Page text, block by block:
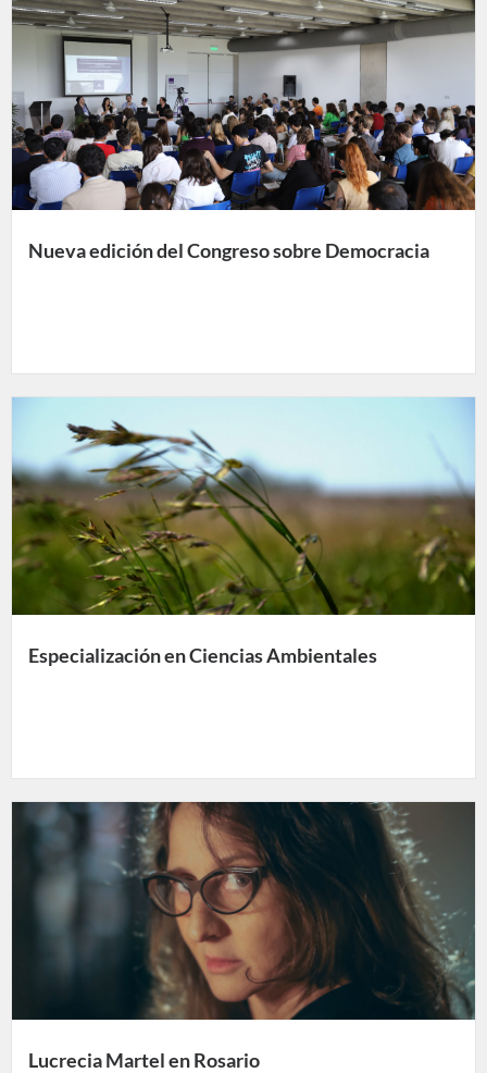
Nueva edición del Congreso sobre Democracia
Especialización en Ciencias Ambientales
Lucrecia Martel en Rosario